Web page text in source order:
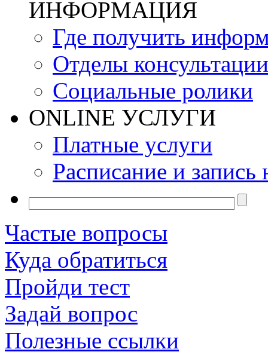
ИНФОРМАЦИЯ
Где получить
Отделы консультации
Социальные ролики
ONLINE УСЛУГИ
Платные услуги
Расписание и запись
Частые вопросы
Куда обратиться
Пройди тест
Задай вопрос
Полезные ссылки